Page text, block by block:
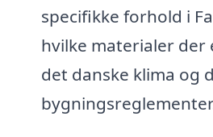
specifikke forhold i
hvilke materialer der
det danske klima og